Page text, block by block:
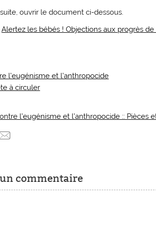
ouvrir le document ci-dessous.
Alertez les bébés ! Objections aux progrès
l’eugénisme et l’anthropocide
à circuler
l’eugénisme et l’anthropocide :: Pièces
commentaire